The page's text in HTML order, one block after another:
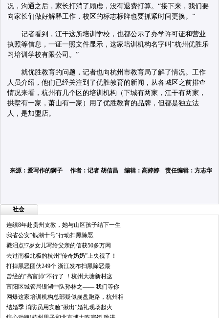
况，沟通之后，家长打消了顾虑，没有退费打算。“接下来，我们要
向家长们做好解释工作，校区的标志标牌也要抓紧时间更换。”
记者看到，江干这所培训学校，也都公示了办学许可证和营业
执照等信息，一证一照文件显示，这家培训机构名字叫“杭州优胜乐
习培训学校有限公司。”
就优胜教育的问题，记者也向杭州市教育局了解了情况。工作
人员介绍，他们已经关注到了优胜教育的新闻，从各城区之前排查
情况来看，杭州有几个区的培训机构（下城有两家，江干有两家，
拱墅有一家，萧山有一家）用了优胜教育的品牌，但都是独立法
人，是加盟店。
来源：爱写作的狮子 作者：记者 胡信昌 编辑：高婷婷 责任编辑：方志华
社会
连续8年赴贵州支教，她与山区孩子结下一生
我省公安“钱潮十号”行动扫黑除恶
戳泪点!7岁女儿写给父亲的信获50多万网
去过南极北极的杭州“传奇奶奶”上央视了！
打掉黑恶团伙249个 浙江发布扫黑除恶最
曾经的“高富帅”不行了 ！杭州大塘新村这
富阳区城管局银湖中队孙林之—— 我们等你
网爆这家培训机构总部疑似崩盘跑路，杭州相
结婚季 消防员用实验“揪出”婚礼现场起火